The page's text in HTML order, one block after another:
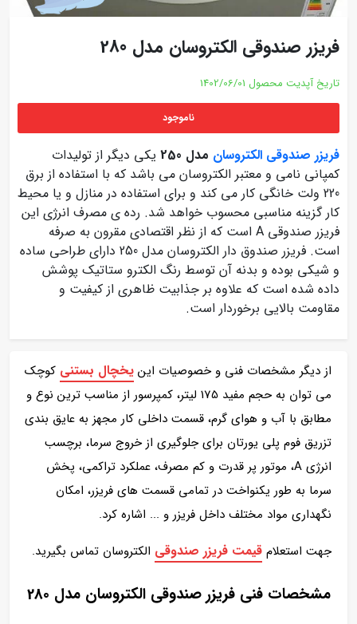
فریزر صندوقی الکتروسان مدل 280
تاریخ آپدیت محصول 1402/06/01
ناموجود
فریزر صندوقی الکتروسان مدل 250
یکی دیگر از تولیدات
کمپانی نامی و معتبر الکتروسان می باشد که با استفاده از برق
220 ولت خانگی کار می کند و برای استفاده در منازل و یا محیط
کار گزینه مناسبی محسوب خواهد شد. رده ی مصرف انرژی این
فریزر صندوقی A است که از نظر اقتصادی مقرون به صرفه
است. فریزر صندوق دار الکتروسان مدل 250 دارای طراحی ساده
و شیکی بوده و بدنه آن توسط رنگ الکترو ستاتیک پوشش
داده شده است که علاوه بر جذابیت ظاهری از کیفیت و
مقاومت بالایی برخوردار است.
از دیگر مشخصات فنی و خصوصیات این یخچال بستنی کوچک
می توان به حجم مفید 175 لیتر، کمپرسور از مناسب ترین نوع و
مطابق با آب و هوای گرم، قسمت داخلی کار مجهز به عایق بندی
تزریق فوم پلی یورتان برای جلوگیری از خروج سرما، برچسب
انرژی A، موتور پر قدرت و کم مصرف، عملکرد تراکمی، پخش
سرما به طور یکنواخت در تمامی قسمت های فریزر، امکان
نگهداری مواد مختلف داخل فریزر و ... اشاره کرد.
جهت استعلام قیمت فریزر صندوقی الکتروسان تماس بگیرید.
مشخصات فنی فریزر صندوقی الکتروسان مدل 280